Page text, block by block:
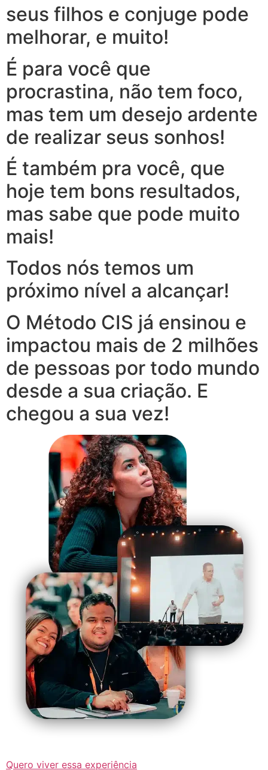
seus filhos e conjuge pode
melhorar, e muito!
É para você que
procrastina, não tem foco,
mas tem um desejo ardente
de realizar seus sonhos!
É também pra você, que
hoje tem bons resultados,
mas sabe que pode muito
mais!
Todos nós temos um
próximo nível a alcançar!
O Método CIS já ensinou e
impactou mais de 2 milhões
de pessoas por todo mundo
desde a sua criação. E
chegou a sua vez!
Quero viver essa experiência